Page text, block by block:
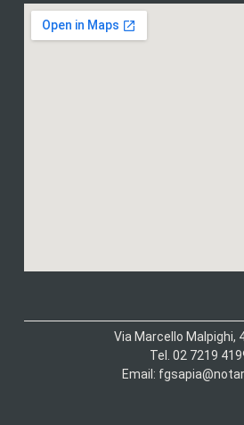
Via Marcello Malpighi,
Tel. 02 7219
Email: